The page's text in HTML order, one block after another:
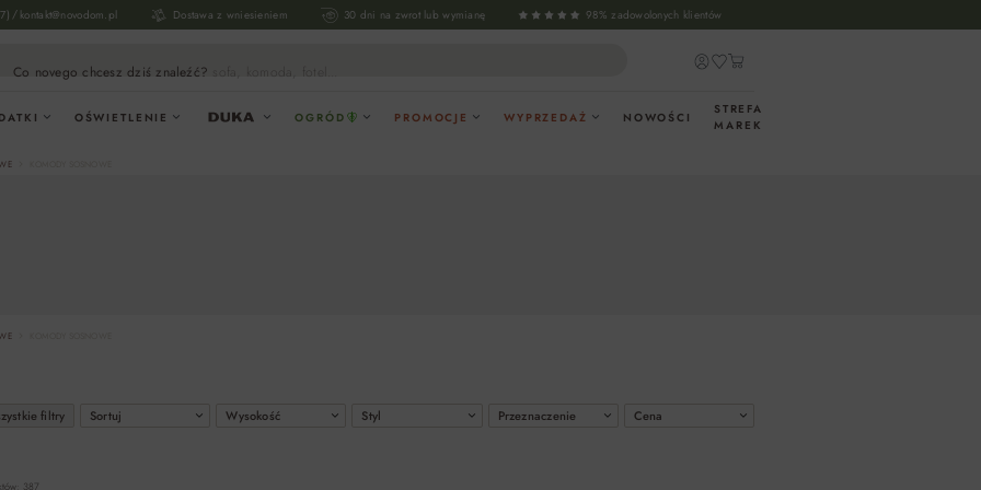
/ kontakt@novodom.pl Dostawa z wniesieniem 30 dni na zwrot lub wymianę 98% zadowolonych klientów
Co novego chcesz dziś znaleźć? sofa, komoda, fotel...
OŚWIETLENIE OGRÓD PROMOCJE WYPRZEDAŻ NOWOŚCI
STREFA
MAREK
filtry Cena
Sortuj Wysokość Styl Przeznaczenie
387